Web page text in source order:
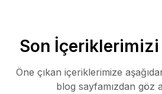
Son İçeriklerimizi
Öne çıkan içeriklerimize
blog sayfamızdan göz